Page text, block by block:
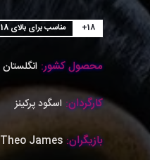
+18 مناسب برای بالای 18 سال
محصول کشور: انگلستان
کارگردان: اسگود پرکینز
بازیگران: Theo James